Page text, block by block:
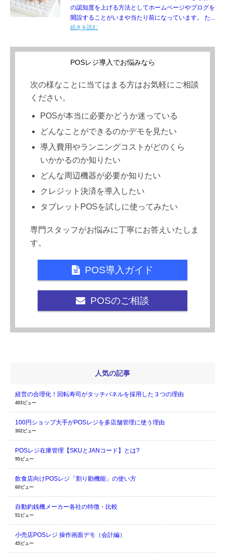
の認知度を上げる方法としてホームページやブログを
開設することがいまや当たり前になっています。 た...
続きを読む
POSレジ導入でお悩みなら
次の様なことに当てはまる方はお気軽にご相談
ください。
POSが本当に必要かどうか迷っている
どんなことができるのかデモを見たい
導入費用やランニングコストがどのくら
いかかるのか知りたい
どんな周辺機器が必要か知りたい
クレジット決済を導入したい
タブレットPOSを試しに使ってみたい
専門スタッフがお悩みに丁寧にお答えいたしま
す。
POS導入ガイド
POSのご相談
人気の記事
経営の合理化！回転寿司がタッチパネルを採用した３つの理由
403ビュー
100円ショップ大手がPOSレジを多店舗管理に使う理由
302ビュー
POSレジ在庫管理【SKUとJANコード】とは?
95ビュー
飲食店向けPOSレジ「割り勘機能」の使い方
60ビュー
自動釣銭機メーカー各社の特徴・比較
51ビュー
小売店POSレジ 操作画面デモ（会計編）
45ビュー